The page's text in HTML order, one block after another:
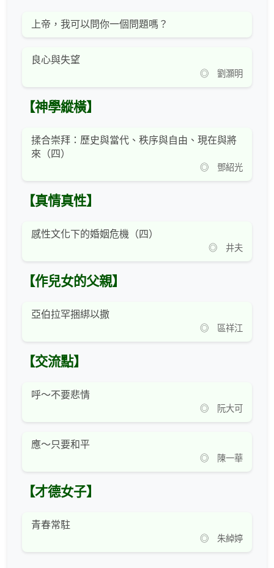
上帝，我可以問你一個問題嗎？
良心與失望
◎ 劉灝明
【神學縱橫】
揉合崇拜：歷史與當代、秩序與自由、現在與將
來（四）
◎ 鄧紹光
【真情真性】
感性文化下的婚姻危機（四）
◎ 井夫
【作兒女的父親】
亞伯拉罕捆綁以撒
◎ 區祥江
【交流點】
呼～不要悲情
◎ 阮大可
應～只要和平
◎ 陳一華
【才德女子】
青春常駐
◎ 朱綽婷